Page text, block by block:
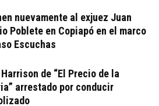
nuevamente al exjuez Juan
Poblete en Copiapó en el marco
Escuchas
de “El Precio de la
arrestado por conducir